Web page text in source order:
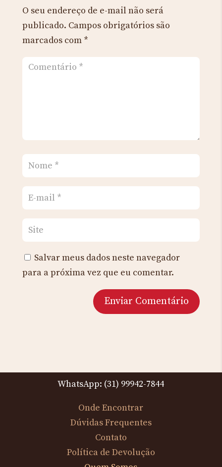
O seu endereço de e-mail não será
publicado. Campos obrigatórios são
marcados com *
Salvar meus dados neste navegador
para a próxima vez que eu comentar.
WhatsApp: (31) 99942-7844
Onde Encontrar
Dúvidas Frequentes
Contato
Política de Devolução